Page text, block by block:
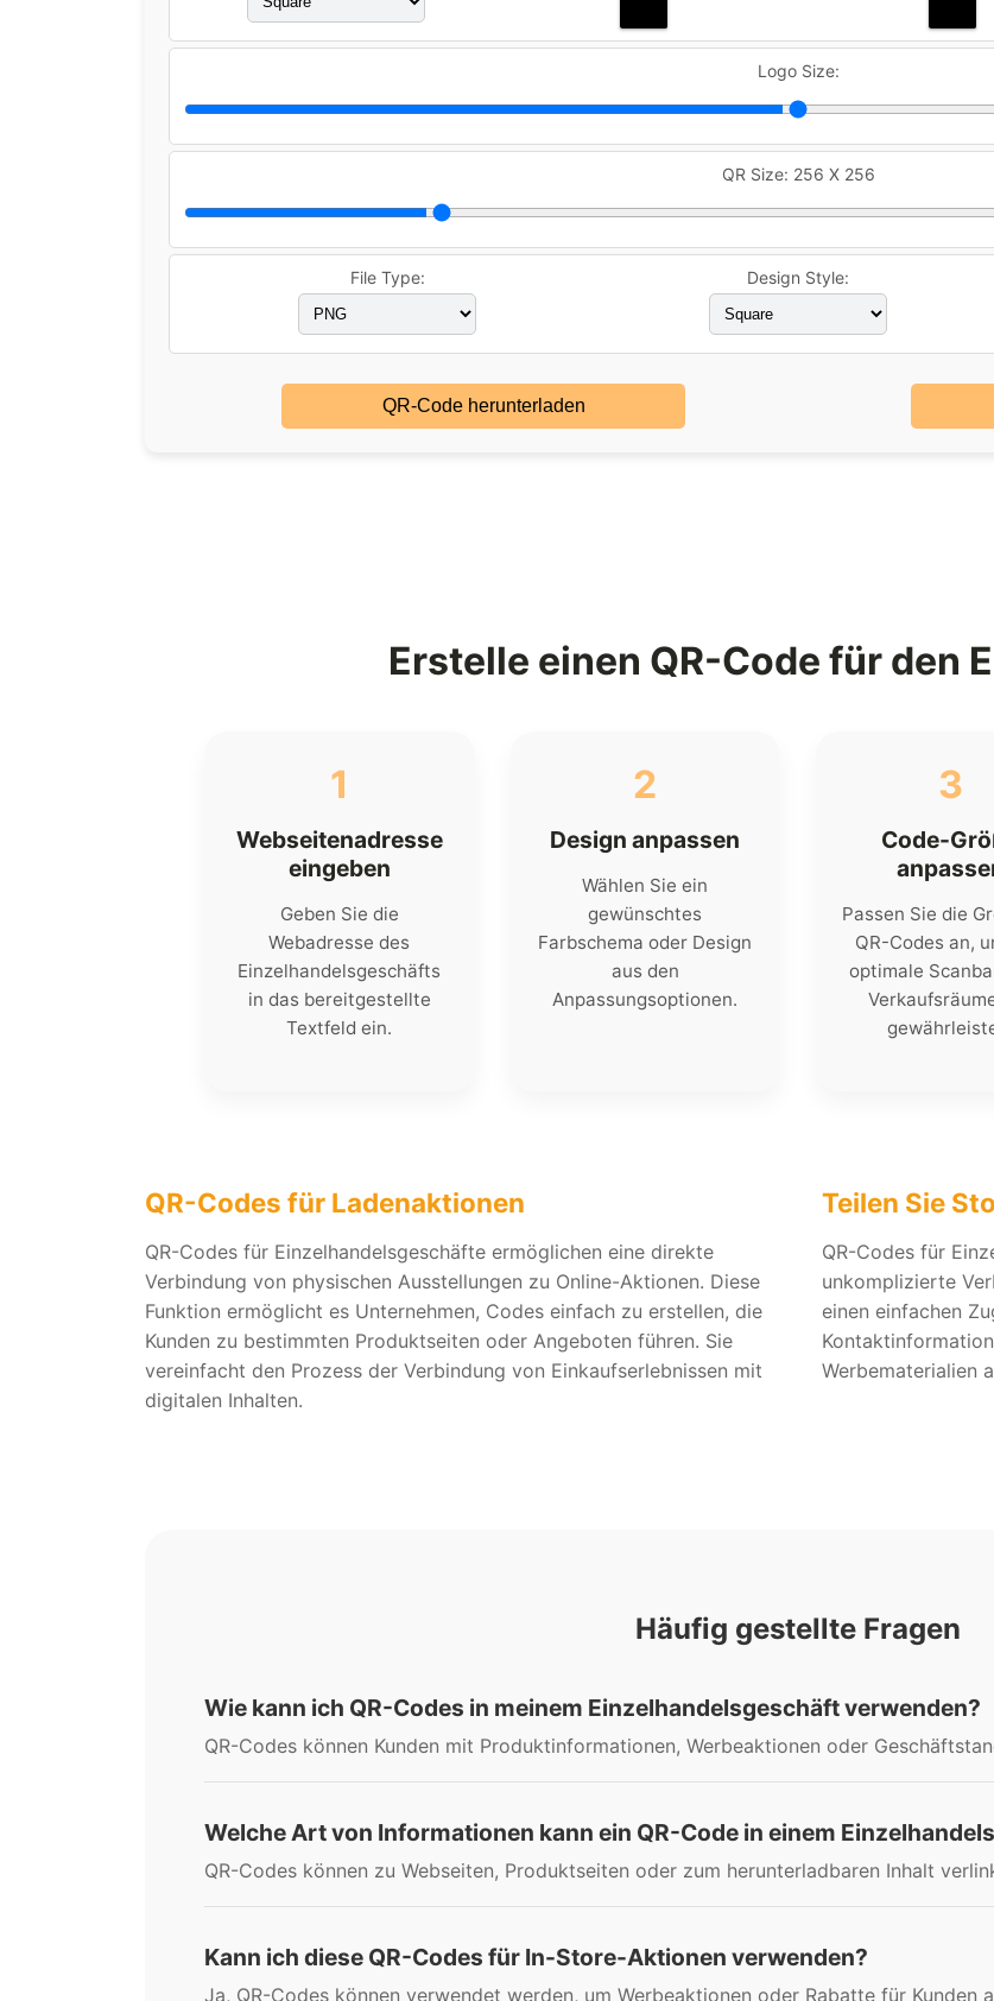
Logo Size:
QR Size: 256 X 256
File Type: Design Style:
QR-Code herunterladen
Erstelle einen QR-Code für den
1
Webseitenadresse
eingeben
Geben Sie die
Webadresse des
Einzelhandelsgeschäfts
in das bereitgestellte
Textfeld ein.
2
Design anpassen
Wählen Sie ein
gewünschtes
Farbschema oder Design
aus den
Anpassungsoptionen.
3
Code-
Passen Sie die
QR-Codes an,
optimale
QR-Codes für Ladenaktionen
QR-Codes für Einzelhandelsgeschäfte ermöglichen eine direkte
Verbindung von physischen Ausstellungen zu Online-Aktionen. Diese
Funktion ermöglicht es Unternehmen, Codes einfach zu erstellen, die
Kunden zu bestimmten Produktseiten oder Angeboten führen. Sie
vereinfacht den Prozess der Verbindung von Einkaufserlebnissen mit
digitalen Inhalten.
Teilen Sie
QR-Codes für
unkomplizierte
einen einfachen
Werbematerialien
Häufig gestellte Fragen
Wie kann ich QR-Codes in meinem Einzelhandelsgeschäft verwenden?
QR-Codes können Kunden mit Produktinformationen, Werbeaktionen oder
Welche Art von Informationen kann ein QR-Code in einem
QR-Codes können zu Webseiten, Produktseiten oder zum herunterladbaren Inhalt
Kann ich diese QR-Codes für In-Store-Aktionen verwenden?
Ja, QR-Codes können verwendet werden, um Werbeaktionen oder Rabatte für Kunden